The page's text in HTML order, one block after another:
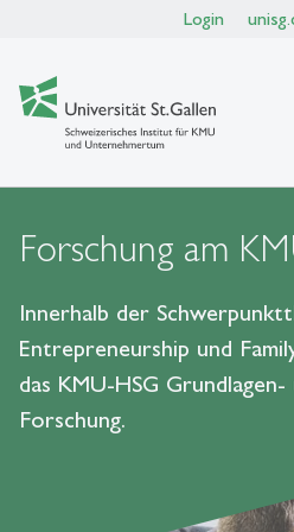
Login
Forschung am
Innerhalb der
Entrepreneurship und
das KMU-HSG
Forschung.